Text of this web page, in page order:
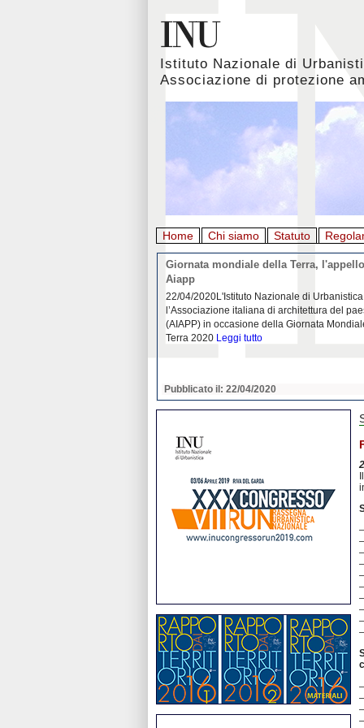
Istituto Nazionale di
Associazione di protezione
Home Chi siamo Statuto
Giornata mondiale della Terra,
Aiapp
22/04/2020L'Istituto Nazionale di
l’Associazione italiana di architettura del
(AIAPP) in occasione della Giornata
Terra 2020 Leggi tutto
Pubblicato il: 22/04/2020